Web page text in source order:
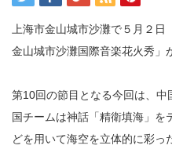
上海市金山城市沙灘で５月２
金山城市沙灘国際音楽花火秀」
第10回の節目となる今回は、中
国チームは神話「精衛填海」を
どを用いて海空を立体的に彩